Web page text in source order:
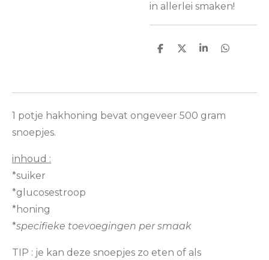
in allerlei smaken!
D
n
D
S
e
D
n
1 potje hakhoning bevat ongeveer 500 gram
snoepjes.
inhoud :
*suiker
*glucosestroop
*honing
*specifieke toevoegingen per smaak
TIP : je kan deze snoepjes zo eten of als